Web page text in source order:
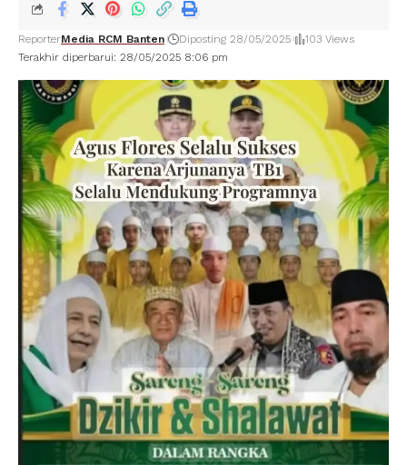
Terakhir diperbarui: 28/05/2025 8:06 pm
ReporterMedia RCM Banten Diposting 28/05/2025 103 Views